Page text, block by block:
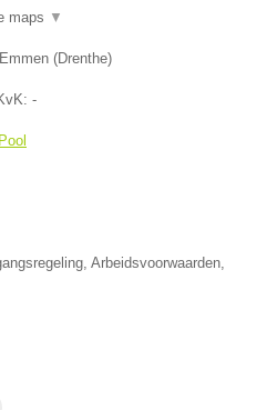
maps ▼
Emmen (Drenthe)
-
Arbeidsvoorwaarden,